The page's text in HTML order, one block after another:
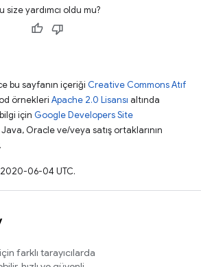
size yardımcı oldu mu?
bu sayfanın içeriği Creative Commons Atıf
örnekleri Apache 2.0 Lisansı altında
bilgi için Google Developers Site
Oracle ve/veya satış ortaklarının
06-04 UTC.
farklı tarayıcılarda